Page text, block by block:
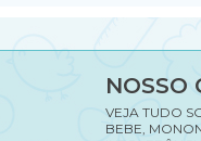
NOSSO
VEJA TUDO
BEBE,